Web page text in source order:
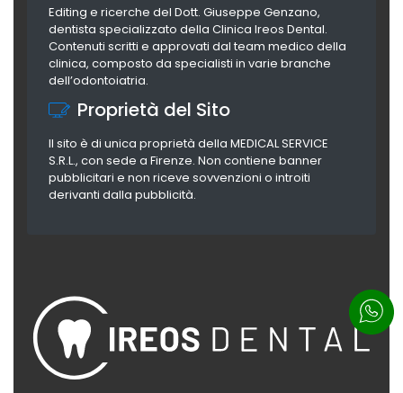
Editing e ricerche del Dott. Giuseppe Genzano,
dentista specializzato della Clinica Ireos Dental.
Contenuti scritti e approvati dal team medico della
clinica, composto da specialisti in varie branche
dell’odontoiatria.
Proprietà del Sito
Il sito è di unica proprietà della MEDICAL SERVICE
S.R.L., con sede a Firenze. Non contiene banner
pubblicitari e non riceve sovvenzioni o introiti
derivanti dalla pubblicità.